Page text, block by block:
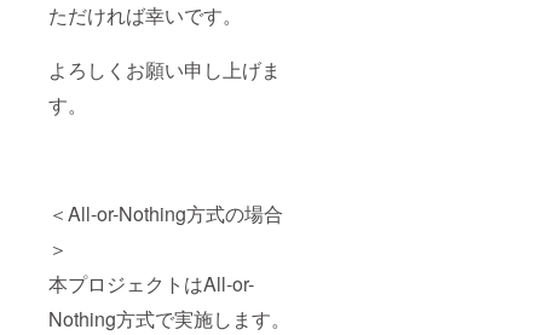
ただければ幸いです。
よろしくお願い申し上げま
す。
＜All-or-Nothing方式の場合
＞
本プロジェクトはAll-or-
Nothing方式で実施します。